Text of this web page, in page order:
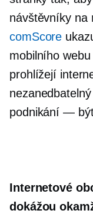
návštěvníky na
comScore
mobilního
prohlížejí
podnikání —
Internetové
dokážou